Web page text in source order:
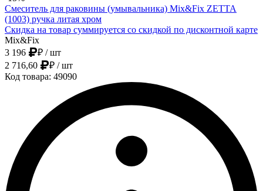
Смеситель для раковины (умывальника) Mix&Fix ZETTA
(1003) ручка литая хром
Скидка на товар суммируется со скидкой по дисконтной карте
Mix&Fix
3 196
₽ / шт
2 716,60
₽ / шт
Код товара: 49090